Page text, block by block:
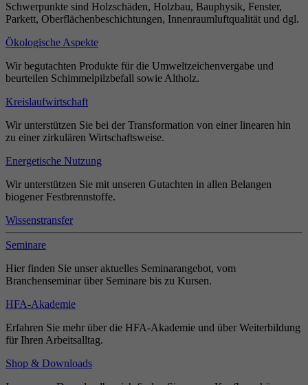
Schwerpunkte sind Holzschäden, Holzbau, Bauphysik, Fenster,
Parkett, Oberflächenbeschichtungen, Innenraumluftqualität und dgl.
Ökologische Aspekte
Wir begutachten Produkte für die Umweltzeichenvergabe und
beurteilen Schimmelpilzbefall sowie Altholz.
Kreislaufwirtschaft
Wir unterstützen Sie bei der Transformation von einer linearen hin
zu einer zirkulären Wirtschaftsweise.
Energetische Nutzung
Wir unterstützen Sie mit unseren Gutachten in allen Belangen
biogener Festbrennstoffe.
Wissenstransfer
Seminare
Hier finden Sie unser aktuelles Seminarangebot, vom
Branchenseminar über Seminare bis zu Kursen.
HFA-Akademie
Erfahren Sie mehr über die HFA-Akademie und über Weiterbildung
für Ihren Arbeitsalltag.
Shop & Downloads